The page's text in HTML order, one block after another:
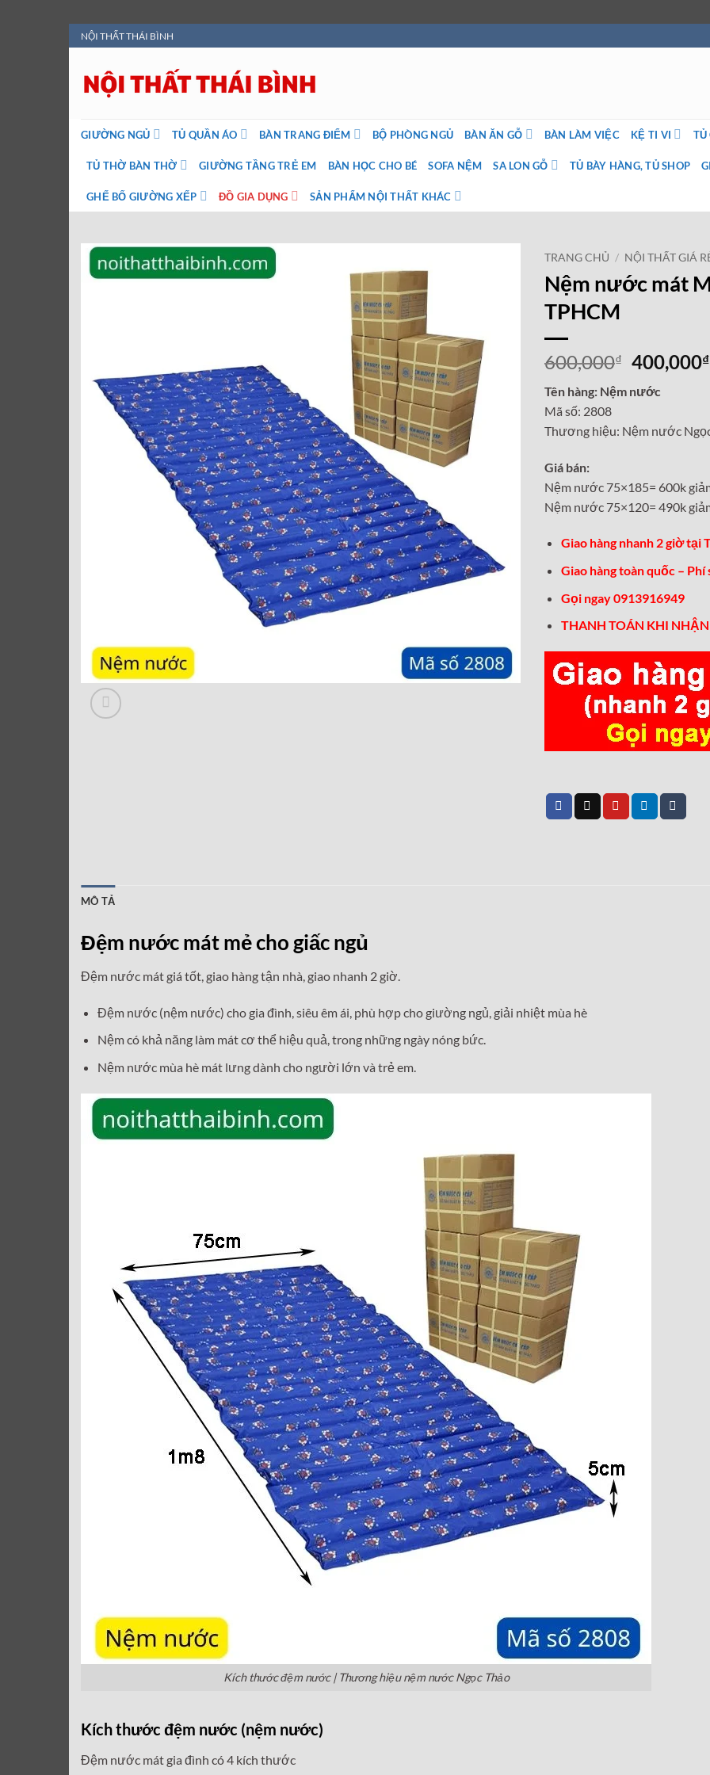
Bỏ
qua
nội
dung
NỘI THẤT THÁI BÌNH
GIƯỜNG NGỦ TỦ QUẦN ÁO BÀN TRANG ĐIỂM BỘ PHÒNG NGỦ BÀN ĂN GỖ BÀN LÀM VIỆC KỆ TI VI TỦ
TỦ THỜ BÀN THỜ GIƯỜNG TẦNG TRẺ EM BÀN HỌC CHO BÉ SOFA NỆM SA LON GỖ TỦ BÀY HÀNG, TỦ SHOP
GHẾ BỐ GIƯỜNG XẾP ĐỒ GIA DỤNG SẢN PHẨM NỘI THẤT KHÁC
TRANG CHỦ / NỘI THẤT GIÁ
Nệm nước mát
TPHCM
600,000₫ Giá
là:
400,000₫
Tên hàng: Nệm nước
Mã số: 2808
Thương hiệu: Nệm nước
Giá bán:
Nệm nước 75×185= 600k
Nệm nước 75×120= 490k
Giao hàng nhanh 2 giờ tại
Giao hàng toàn quốc –
Gọi ngay 0913916949
THANH TOÁN KHI
MÔ TẢ
Đệm nước mát mẻ cho giấc ngủ
Đệm nước mát giá tốt, giao hàng tận nhà, giao nhanh 2 giờ.
Đệm nước (nệm nước) cho gia đình, siêu êm ái, phù hợp cho giường ngủ, giải nhiệt mùa hè
Nệm có khả năng làm mát cơ thể hiệu quả, trong những ngày nóng bức.
Nệm nước mùa hè mát lưng dành cho người lớn và trẻ em.
Kích thước đệm nước | Thương hiệu nệm nước Ngọc Thảo
Kích thước đệm nước (nệm nước)
Đệm nước mát gia đình có 4 kích thước